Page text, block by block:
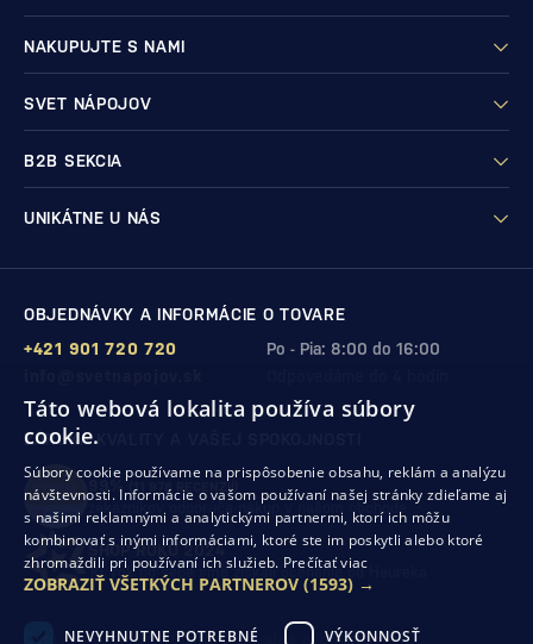
NAKUPUJTE S NAMI
SVET NÁPOJOV
B2B SEKCIA
UNIKÁTNE U NÁS
OBJEDNÁVKY A INFORMÁCIE O TOVARE
Po - Pia: 8:00 do 16:00
+421 901 720 720
ZÁRUKA KVALITY A VAŠEJ SPOKOJNOSTI
99% (11 978 RECENZIÍ)
zákazníkov odporúča nákup v našom obchode
SHOP ROKU 2024
10. rok po sebesme získali ocenenie od Heureka
Ochrana osobných údajovObchodné podmienky
Táto webová lokalita používa súbory
cookie.
Súbory cookie používame na prispôsobenie obsahu, reklám a analýzu
návštevnosti. Informácie o vašom používaní našej stránky zdieľame aj
s našimi reklamnými a analytickými partnermi, ktorí ich môžu
kombinovať s inými informáciami, ktoré ste im poskytli alebo ktoré
zhromaždili pri používaní ich služieb. Prečítať viac
ZOBRAZIŤ VŠETKÝCH PARTNEROV (1593) →
NEVYHNUTNE POTREBNÉ VÝKONNOSŤ